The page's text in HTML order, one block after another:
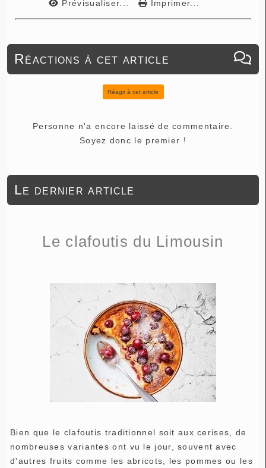
Prévisualiser... Imprimer...
Réactions à cet article
Réagir à cet article
Personne n'a encore laissé de commentaire.
Soyez donc le premier !
Le dernier article
Le clafoutis du Limousin
Bien que le clafoutis traditionnel soit aux cerises, de
nombreuses variantes ont vu le jour, souvent avec
d'autres fruits comme les abricots, les pommes ou les